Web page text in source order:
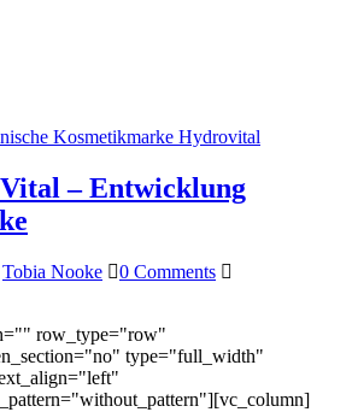
– Entwicklung
Tobia Nooke
0 Comments
row_type="row"
type="full_width"